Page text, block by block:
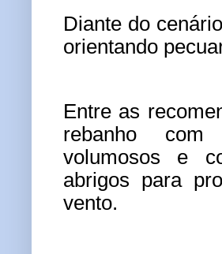
Diante do
orientando
Entre as
rebanho com
volumosos e
abrigos para
vento.